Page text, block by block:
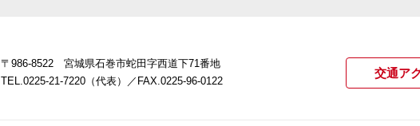
〒986-8522 宮城県石巻市蛇田字西道下71番地
TEL.0225-21-7220（代表）
／FAX.0225-96-0122
交通ア